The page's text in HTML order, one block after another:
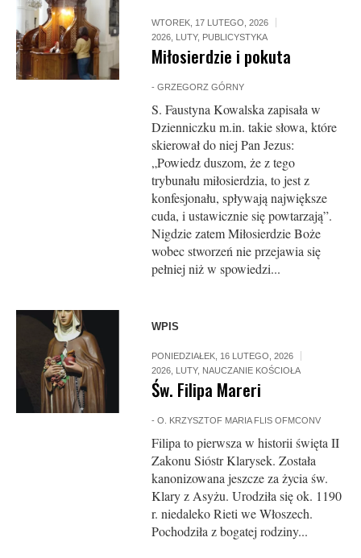
WTOREK, 17 LUTEGO, 2026
2026 LUTY, PUBLICYSTYKA
Miłosierdzie i pokuta
-GRZEGORZ GÓRNY
S. Faustyna Kowalska zapisała w
Dzienniczku m.in. takie słowa, które
skierował do niej Pan Jezus:
„Powiedz duszom, że z tego
trybunału miłosierdzia, to jest z
konfesjonału, spływają największe
cuda, i ustawicznie się powtarzają”.
Nigdzie zatem Miłosierdzie Boże
wobec stworzeń nie przejawia się
pełniej niż w spowiedzi...
WPIS
PONIEDZIAŁEK, 16 LUTEGO, 2026
2026 LUTY, NAUCZANIE KOŚCIOŁA
Św. Filipa Mareri
-O. KRZYSZTOF MARIA FLIS OFMCONV
Filipa to pierwsza w historii święta II
Zakonu Sióstr Klarysek. Została
kanonizowana jeszcze za życia św.
Klary z Asyżu. Urodziła się ok. 1190
r. niedaleko Rieti we Włoszech.
Pochodziła z bogatej rodziny...